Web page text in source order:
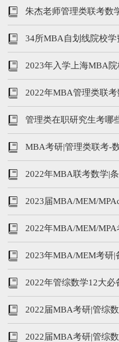
程汇总
朱杰老师管理类联考数
34所MBA自划线院校
上涨了吗？
2023年入学上海MBA
试时间汇总！
2022年MBA管理类联
管理类在职研究生考哪
MBA考研|管理类联考-
2022年MBA联考数学|
是什么
2023届MBA/MEM/
2022年MBA/MEM/
区别
2023年MBA/MEM考研
2022年管综数学12大
2022届MBA考研|管综
2022届MBA考研|管综